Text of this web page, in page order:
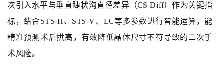
次引入 水平与垂直睫状沟直径差异（CS Diff）作为关键指
标，结合STS-H、STS-V、LC等多参数进行智能运算，能
精准预测术后拱高，有效降低晶体尺寸不符导致的二次手
术风险。